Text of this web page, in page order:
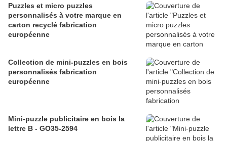
Puzzles et micro puzzles
personnalisés à votre marque en
carton recyclé fabrication
européenne
Collection de mini-puzzles en bois
personnalisés fabrication
européenne
Mini-puzzle publicitaire en bois la
lettre B - GO35-2594